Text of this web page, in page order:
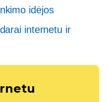
idėjos
internetu ir